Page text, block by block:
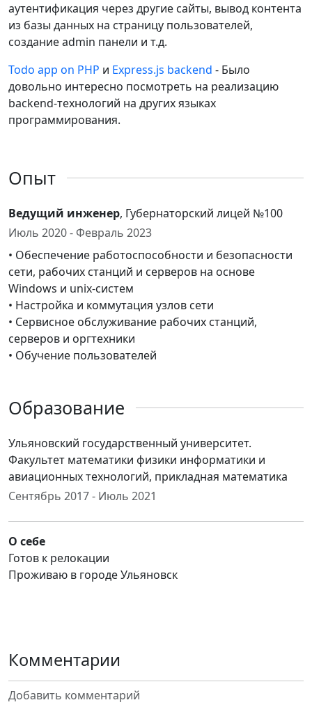
аутентификация через другие сайты, вывод контента
из базы данных на страницу пользователей,
создание admin панели и т.д.
Todo app on PHP и Express.js backend - Было
довольно интересно посмотреть на реализацию
backend-технологий на других языках
программирования.
Опыт
Ведущий инженер, Губернаторский лицей №100
Июль 2020 - Февраль 2023
• Обеспечение работоспособности и безопасности
сети, рабочих станций и серверов на основе
Windows и unix-систем
• Настройка и коммутация узлов сети
• Сервисное обслуживание рабочих станций,
серверов и оргтехники
• Обучение пользователей
Образование
Ульяновский государственный университет.
Факультет математики физики информатики и
авиационных технологий, прикладная математика
Сентябрь 2017 - Июль 2021
О себе
Готов к релокации
Проживаю в городе Ульяновск
Комментарии
Добавить комментарий